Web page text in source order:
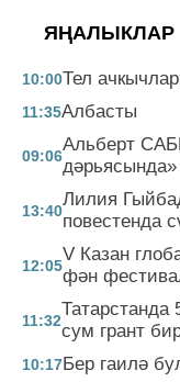
ЯҢАЛЫКЛАР
10:00Тел
11:35Албасты
09:06
Альберт
дәрьясында»
13:40
Лилия
повестенда
12:05
V Казан
фән
11:32
Татарстанда
сум грант
10:17Бер гаилә